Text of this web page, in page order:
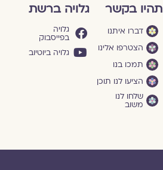
תהיו בקשר
דברו איתנו
הצטרפו אלינו
תמכו בנו
הציעו לנו תוכן
שלחו לנו
משוב
גלויה ברשת
גלויה
בפייסבוק
גלויה ביוטיוב